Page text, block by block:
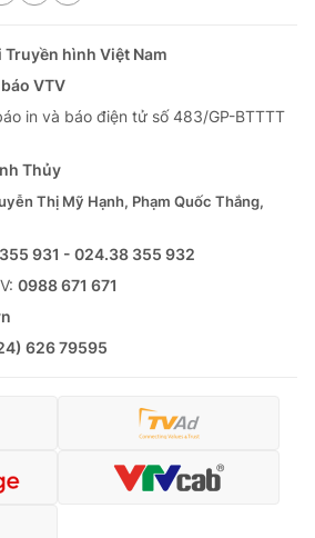
Truyền hình Việt Nam
VTV
in và báo điện tử số 483/GP-BTTTT
Thủy
Thị Mỹ Hạnh, Phạm Quốc Thắng,
931 - 024.38 355 932
0988 671 671
626 79595